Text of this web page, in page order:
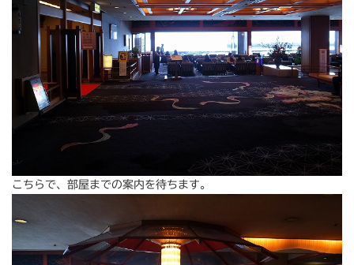
こちらで、部屋までの案内を待ちます。